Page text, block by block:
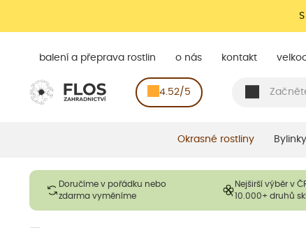
balení a přeprava rostlin o nás kontakt
4.52/5
Okrasné rostliny
Doručíme v pořádku nebo
zdarma vyměníme
Nejširší výběr v
10.000+ druhů